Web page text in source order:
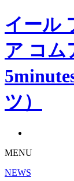
イール
ア コム
ツ）
MENU
NEWS